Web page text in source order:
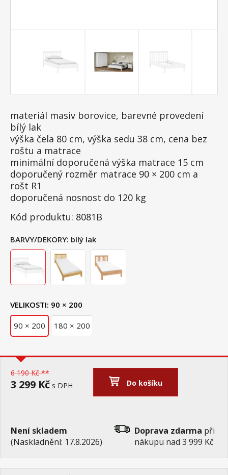
materiál masiv borovice, barevné provedení
bílý lak
výška čela 80 cm, výška sedu 38 cm, cena bez
roštu a matrace
minimální doporučená výška matrace 15 cm
doporučený rozměr matrace 90 × 200 cm a
rošt R1
doporučená nosnost do 120 kg
Kód produktu: 8081B
BARVY/DEKORY: bílý lak
VELIKOSTI: 90 × 200
90 × 200 180 × 200
6 190 Kč **
3 299 Kč s DPH Do košíku
Není skladem
(Naskladnění: 17.8.2026)
Doprava zdarma při
nákupu nad 3 999 Kč